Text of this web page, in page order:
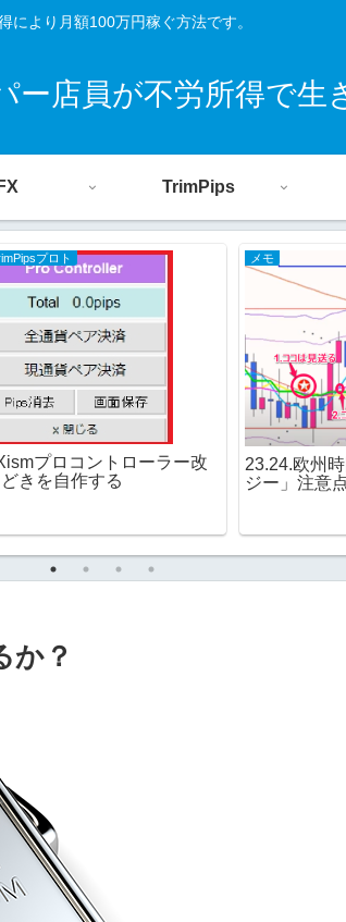
により月額100万円稼ぐ方法です。
ー店員が不労所得で生
FX TrimPips
プロト
プロコントローラー改
どきを自作する
メモ
23.24.欧州
ジー」注意
か？